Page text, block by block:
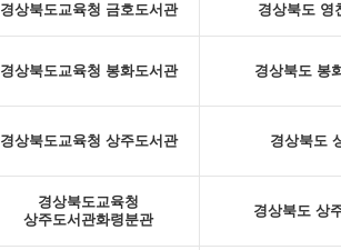
경상북도교육청 금호도서관 경상북도 영
경상북도교육청 봉화도서관 경상북도 봉
경상북도교육청 상주도서관 경상북도
경상북도교육청
상주도서관화령분관
경상북도 상